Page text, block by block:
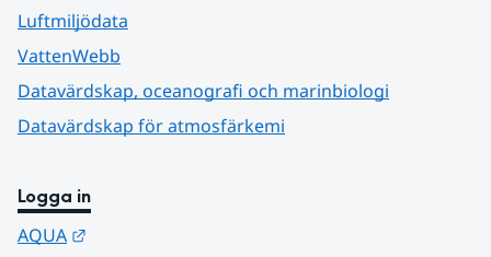
Luftmiljödata
VattenWebb
Datavärdskap, oceanografi och marinbiologi
Datavärdskap för atmosfärkemi
Logga in
AQUA